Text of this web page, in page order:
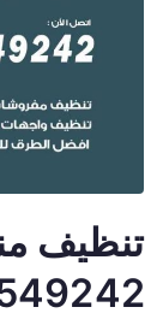
تنظيف